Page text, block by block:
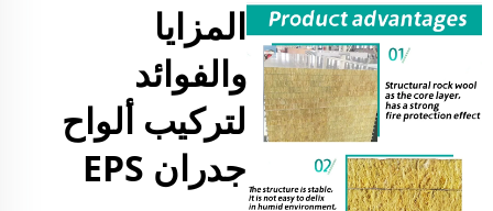
المزايا
والفوائد
لتركيب ألواح
جدران EPS